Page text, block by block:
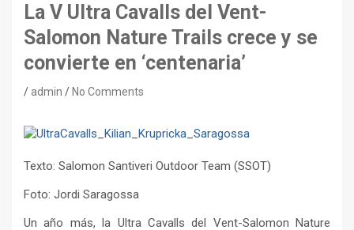
La V Ultra Cavalls del Vent-
Salomon Nature Trails crece y se
convierte en ‘centenaria’
admin No Comments
Texto: Salomon Santiveri Outdoor Team (SSOT)
Foto: Jordi Saragossa
Un año más, la Ultra Cavalls del Vent-Salomon Nature